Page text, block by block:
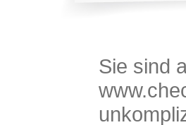
Sie sind